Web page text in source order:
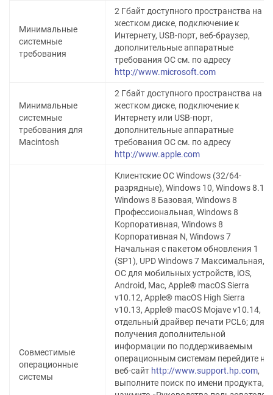
Минимальные
системные
требования
2 Гбайт доступного пространства на
жестком диске, подключение к
Интернету, USB-порт, веб-браузер,
дополнительные аппаратные
требования ОС см. по адресу
http://www.microsoft.com
Минимальные
системные
требования для
Macintosh
2 Гбайт доступного пространства на
жестком диске, подключение к
Интернету или USB-порт,
дополнительные аппаратные
требования ОС см. по адресу
http://www.apple.com
Совместимые
операционные
системы
Клиентские ОС Windows (32/64-
разрядные), Windows 10, Windows 8.1,
Windows 8 Базовая, Windows 8
Профессиональная, Windows 8
Корпоративная, Windows 8
Корпоративная N, Windows 7
Начальная с пакетом обновления 1
(SP1), UPD Windows 7 Максимальная,
ОС для мобильных устройств, iOS,
Android, Mac, Apple® macOS Sierra
v10.12, Apple® macOS High Sierra
v10.13, Apple® macOS Mojave v10.14,
отдельный драйвер печати PCL6; для
получения дополнительной
информации по поддерживаемым
операционным системам перейдите на
веб-сайт http://www.support.hp.com,
выполните поиск по имени продукта,